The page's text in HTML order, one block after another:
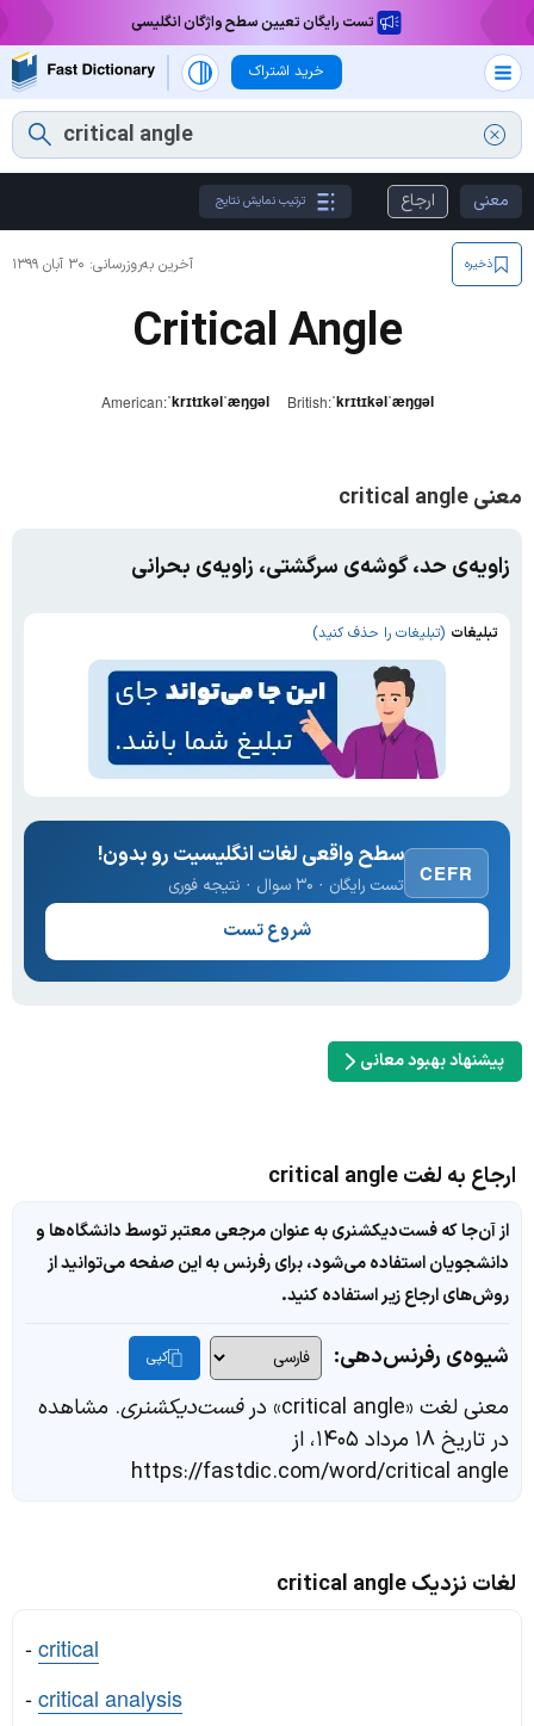
تست رایگان تعیین سطح واژگان انگلیسی
خرید اشتراک
معنی ارجاع ترتیب نمایش نتایج
آخرین به‌روزرسانی: ۳۰ آبان ۱۳۹۹ ذخیره
Critical Angle
American:ˈkrɪtɪkəlˈæŋɡəl British:ˈkrɪtɪkəlˈæŋɡəl
معنی critical angle
زاویه‌ی حد، گوشه‌ی سرگشتی، زاویه‌ی بحرانی
تبلیغات (تبلیغات را حذف کنید)
CEFR
سطح واقعی لغات انگلیسیت رو بدون!
تست رایگان · ۳۰ سوال · نتیجه فوری
شروع تست
پیشنهاد بهبود معانی
ارجاع به لغت critical angle
از آن‌جا که فست‌دیکشنری به عنوان مرجعی معتبر توسط دانشگاه‌ها و
دانشجویان استفاده می‌شود، برای رفرنس به این صفحه می‌توانید از
روش‌های ارجاع زیر استفاده کنید.
شیوه‌ی رفرنس‌دهی: کپی
معنی لغت «critical angle» در فست‌دیکشنری. مشاهده
در تاریخ ۱۸ مرداد ۱۴۰۵، از
https://fastdic.com/word/critical angle
لغات نزدیک critical angle
-critical
-critical analysis